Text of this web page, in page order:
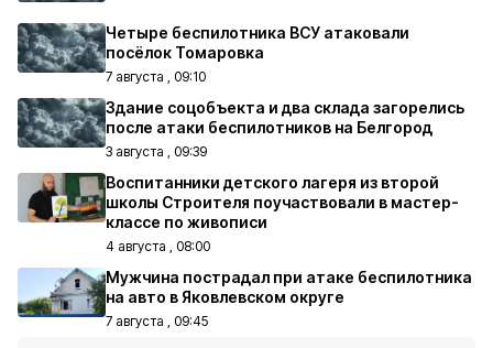
Четыре беспилотника ВСУ атаковали
посёлок Томаровка
7 августа , 09:10
Здание соцобъекта и два склада загорелись
после атаки беспилотников на Белгород
3 августа , 09:39
Воспитанники детского лагеря из второй
школы Строителя поучаствовали в мастер-
классе по живописи
4 августа , 08:00
Мужчина пострадал при атаке беспилотника
на авто в Яковлевском округе
7 августа , 09:45